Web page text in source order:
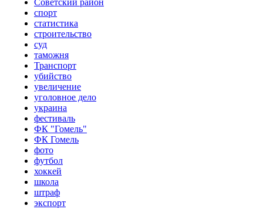
Советский район
спорт
статистика
строительство
суд
таможня
Транспорт
убийство
увеличение
уголовное дело
украина
фестиваль
ФК "Гомель"
ФК Гомель
фото
футбол
хоккей
школа
штраф
экспорт